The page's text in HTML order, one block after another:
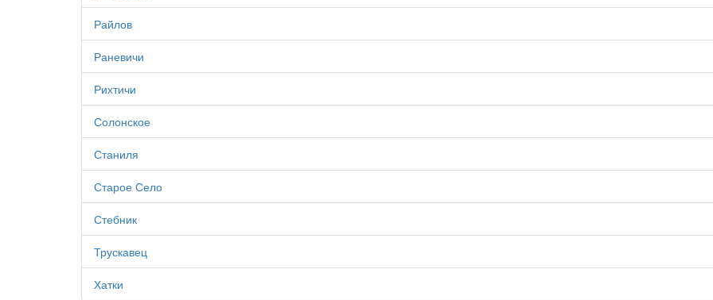
Райлов
Раневичи
Рихтичи
Солонское
Станиля
Старое Село
Стебник
Трускавец
Хатки